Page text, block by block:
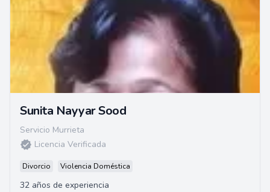
Sunita Nayyar Sood
Servicio Murrieta
Licencia Verificada
Divorcio Violencia Doméstica
32 años de experiencia